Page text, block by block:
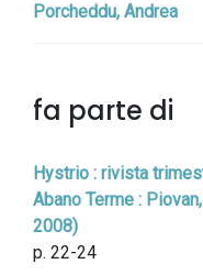
Porcheddu, Andrea
fa parte di
Hystrio : rivista
Abano Terme :
2008)
p. 22-24